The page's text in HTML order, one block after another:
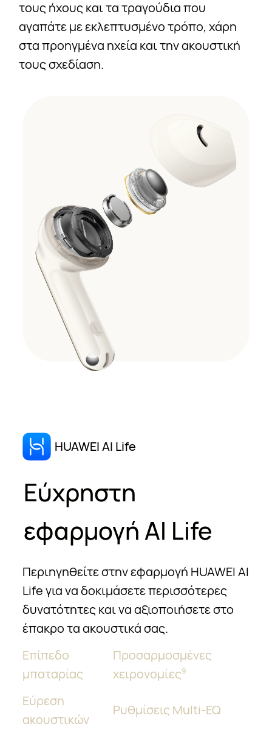
τους ήχους και τα τραγούδια που
αγαπάτε με εκλεπτυσμένο τρόπο, χάρη
στα προηγμένα ηχεία και την ακουστική
τους σχεδίαση.
HUAWEI AI Life
Εύχρηστη
εφαρμογή AI Life
Περιηγηθείτε στην εφαρμογή HUAWEI AI
Life για να δοκιμάσετε περισσότερες
δυνατότητες και να αξιοποιήσετε στο
έπακρο τα ακουστικά σας.
Επίπεδο
μπαταρίας
Προσαρμοσμένες
χειρονομίες9
Εύρεση
ακουστικών
Ρυθμίσεις Multi-EQ